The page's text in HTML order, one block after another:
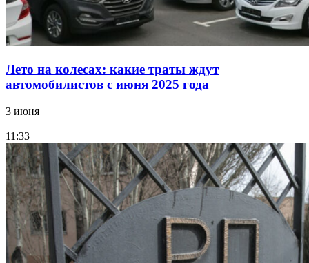
Лето на колесах: какие траты ждут
автомобилистов с июня 2025 года
3 июня
11:33